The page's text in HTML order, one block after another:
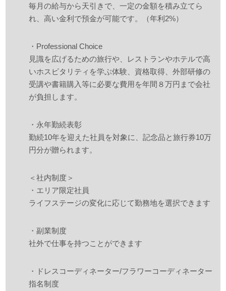
毎月の給与から天引きで、一定の金額を積み立てら
れ、高い金利で預金が可能です。（年利2%）
・Professional Choice
見識を広げるための旅行や、レストランやホテルで高
いホスピタリティを学ぶ体験、資格取得、外部研修の
受講や書籍購入等に必要な費用を年間８万円まで会社
が負担します。
・永年勤続表彰
勤続10年を迎えた社員を対象に、記念品と旅行券10万
円分が贈られます。
＜社内制度＞
・エリア限定社員
ライフステージの変化に応じて勤務地を選択できます
・副業制度
社外で仕事を持つことができます
・ドレスコーディネーター/フラワーコーディネーター
指名制度